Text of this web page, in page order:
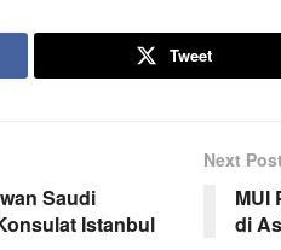
Tweet
Saudi
Istanbul
Next Post
MUI
di